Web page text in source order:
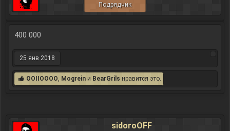
Подрядчик
400 000
25 янв 2018
OOIIOOOO, Mogrein и BearGrils нравится это.
sidoroOFF